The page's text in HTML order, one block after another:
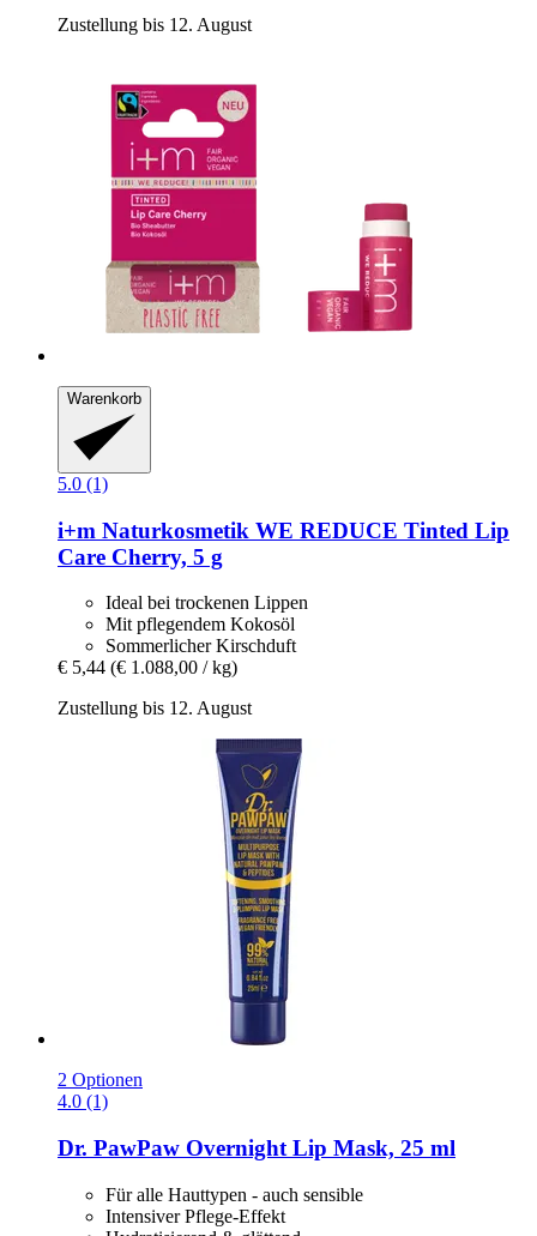
Zustellung bis 12. August
Warenkorb
5.0 (1)
i+m Naturkosmetik WE REDUCE Tinted Lip
Care Cherry, 5 g
Ideal bei trockenen Lippen
Mit pflegendem Kokosöl
Sommerlicher Kirschduft
€ 5,44 (€ 1.088,00 / kg)
Zustellung bis 12. August
2 Optionen
4.0 (1)
Dr. PawPaw Overnight Lip Mask, 25 ml
Für alle Hauttypen - auch sensible
Intensiver Pflege-Effekt